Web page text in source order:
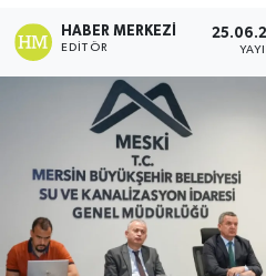
HABER MERKEZI
EDITÖR